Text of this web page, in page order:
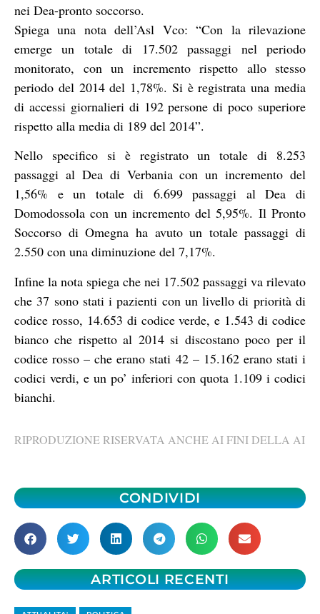
nei Dea-pronto soccorso.
Spiega una nota dell’Asl Vco: “Con la rilevazione
emerge un totale di 17.502 passaggi nel periodo
monitorato, con un incremento rispetto allo stesso
periodo del 2014 del 1,78%. Si è registrata una media
di accessi giornalieri di 192 persone di poco superiore
rispetto alla media di 189 del 2014”.
Nello specifico si è registrato un totale di 8.253
passaggi al Dea di Verbania con un incremento del
1,56% e un totale di 6.699 passaggi al Dea di
Domodossola con un incremento del 5,95%. Il Pronto
Soccorso di Omegna ha avuto un totale passaggi di
2.550 con una diminuzione del 7,17%.
Infine la nota spiega che nei 17.502 passaggi va rilevato
che 37 sono stati i pazienti con un livello di priorità di
codice rosso, 14.653 di codice verde, e 1.543 di codice
bianco che rispetto al 2014 si discostano poco per il
codice rosso – che erano stati 42 – 15.162 erano stati i
codici verdi, e un po’ inferiori con quota 1.109 i codici
bianchi.
RIPRODUZIONE RISERVATA ANCHE AI FINI DELLA AI
CONDIVIDI
ARTICOLI RECENTI